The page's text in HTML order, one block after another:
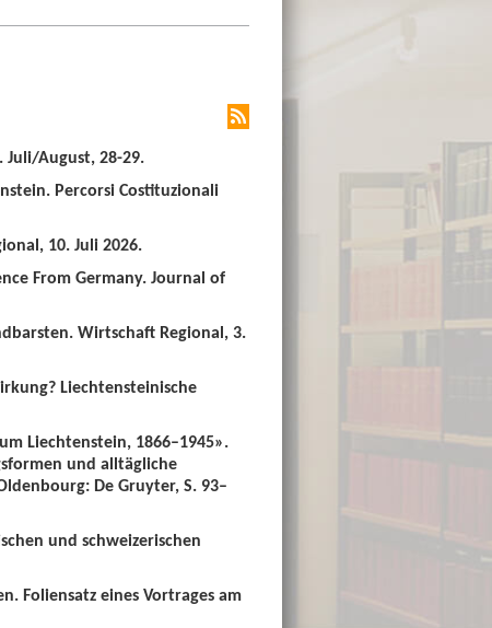
Juli/August, 28-29.
Percorsi Costituzionali
10. Juli 2026.
From Germany. Journal of
Wirtschaft Regional, 3.
Liechtensteinische
Liechtenstein, 1866–1945».
und alltägliche
De Gruyter, S. 93–
und schweizerischen
Foliensatz eines Vortrages am